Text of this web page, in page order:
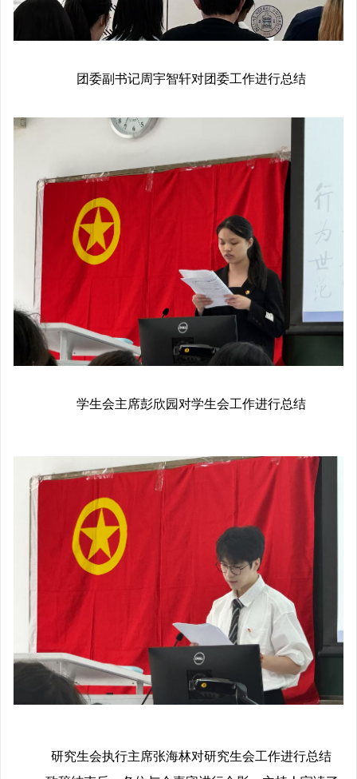
团委副书记周宇智轩对团委工作进行总结
学生会主席彭欣园对学生会工作进行总结
研究生会执行主席张海林对研究生会工作进行总结